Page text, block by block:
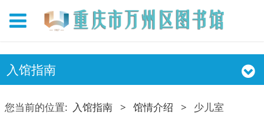
入馆指南
您当前的位置: 入馆指南 > 馆情介绍 > 少儿室